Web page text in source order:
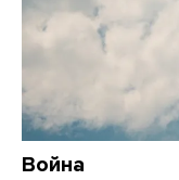
Война